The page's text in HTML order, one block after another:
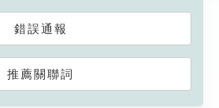
錯誤通報
推薦關聯詞